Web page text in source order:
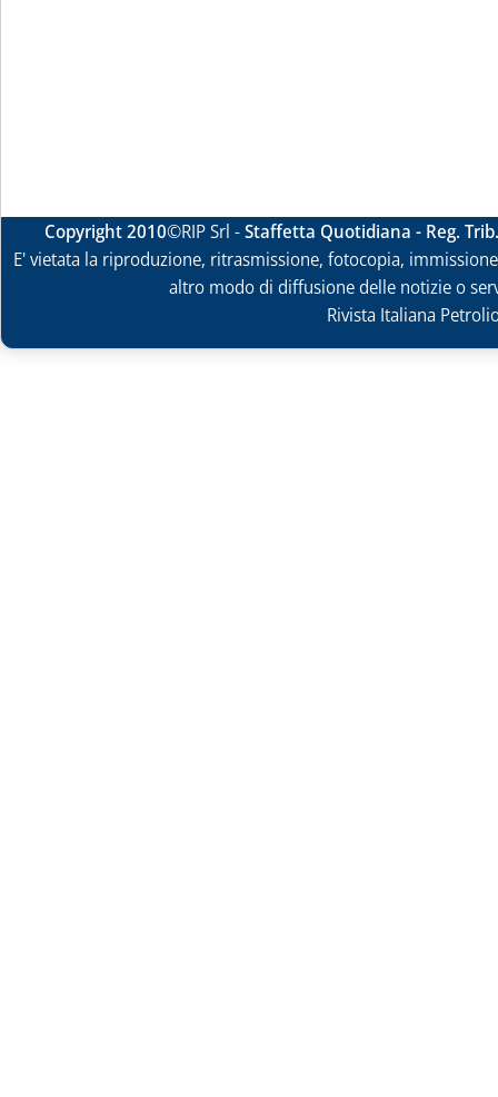
Copyright 2010©RIP Srl -Staffetta Quotidiana - Reg.
E' vietata la riproduzione, ritrasmissione, fotocopia,
altro modo di diffusione delle notizie o
Rivista Italiana